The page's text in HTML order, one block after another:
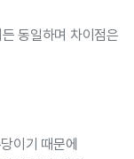
동일하며 차이점은
이기 때문에